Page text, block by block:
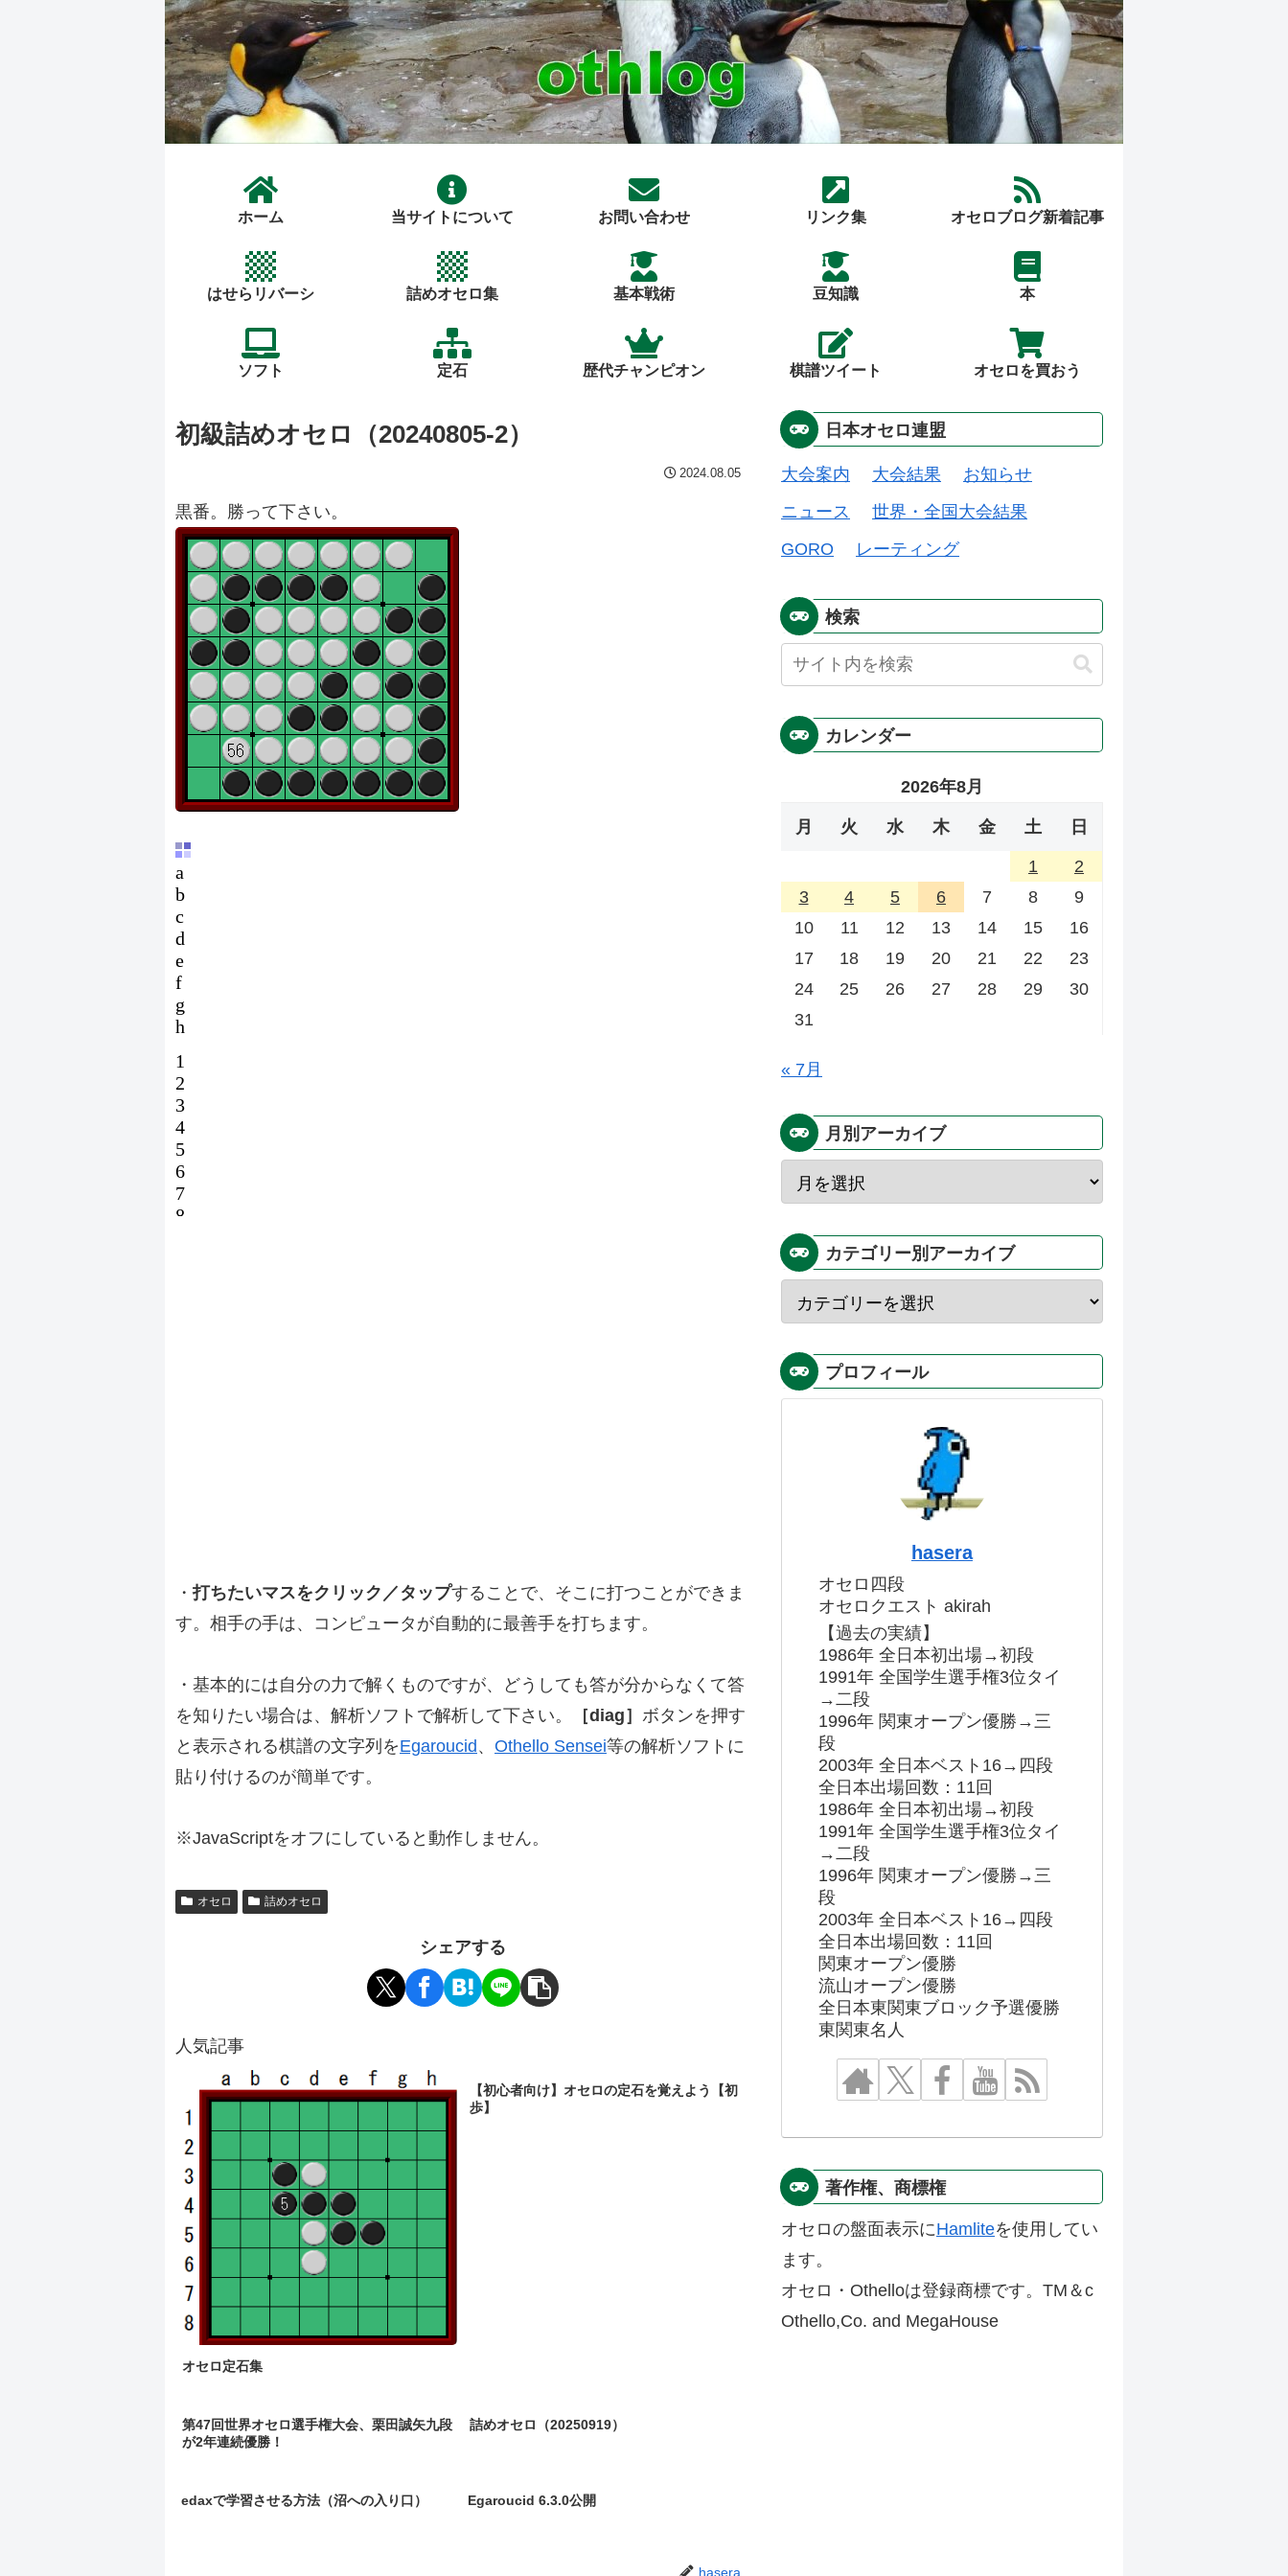
ホーム 当サイトについて お問い合わせ リンク集 オセロブログ新着記事
はせらリバーシ 詰めオセロ集 基本戦術 豆知識 本
ソフト 定石 歴代チャンピオン 棋譜ツイート オセロを買おう
初級詰めオセロ（20240805-2）
2024.08.05
黒番。勝って下さい。
・打ちたいマスをクリック／タップすることで、そこに打つことができま
す。相手の手は、コンピュータが自動的に最善手を打ちます。
・基本的には自分の力で解くものですが、どうしても答が分からなくて答
を知りたい場合は、解析ソフトで解析して下さい。
［diag］ ボタンを押す
と表示される棋譜の文字列をEgaroucid、 Othello Sensei等の解析ソフトに
貼り付けるのが簡単です。
※JavaScriptをオフにしていると動作しません。
オセロ 詰めオセロ
シェアする
人気記事
オセロ定石集
【初心者向け】オセロの定石を覚えよう【初
歩】
第47回世界オセロ選手権大会、栗田誠矢九段
が2年連続優勝！
詰めオセロ（20250919）
edaxで学習させる方法（沼への入り口） Egaroucid 6.3.0公開
hasera
日本オセロ連盟
大会案内 大会結果
お知らせ
ニュース
世界・全国大会結果
GORO
レーティング
検索
カレンダー
2026年8月
月 火 水 木 金 土 日
1
2
3
4 5 6 7 8
9
10
11 12 13 14 15
16
17
18 19 20 21 22
23
24
25 26 27 28 29
30
31
« 7月
月別アーカイブ
カテゴリー別アーカイブ
プロフィール
hasera
オセロ四段
オセロクエスト akirah
【過去の実績】
1986年 全日本初出場→初段
1991年 全国学生選手権3位タイ
→二段
1996年 関東オープン優勝→三
段
2003年 全日本ベスト16→四段
全日本出場回数：11回
1986年 全日本初出場→初段
1991年 全国学生選手権3位タイ
→二段
1996年 関東オープン優勝→三
段
2003年 全日本ベスト16→四段
全日本出場回数：11回
関東オープン優勝
流山オープン優勝
全日本東関東ブロック予選優勝
東関東名人
著作権、商標権
オセロの盤面表示にHamliteを使用してい
ます。
オセロ・Othelloは登録商標です。TM＆c
Othello,Co. and MegaHouse